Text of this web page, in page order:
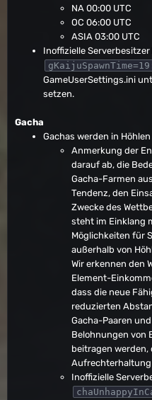
NA 00:00 UTC
OC 06:00 UTC
ASIA 03:00 UTC
Inoffizielle
GameUserSettings.ini
setzen.
Gacha
Gachas werden in
Anmerkung der
darauf ab, die
Gacha-Farmen
Tendenz, den
Zwecke des
steht im Einklang
Möglichkeiten für
außerhalb von
Wir erkennen den
Element-
dass die neue
reduzierten
Gacha-Paaren
Belohnungen von
beitragen werden,
Aufrechterhaltung
Inoffizielle